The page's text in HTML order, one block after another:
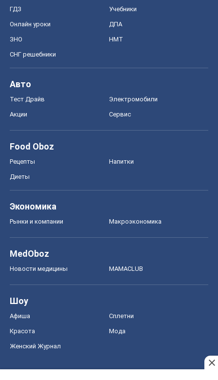
ГДЗ Учебники
Онлайн уроки ДПА
ЗНО НМТ
СНГ решебники
Авто
Тест Драйв Электромобили
Акции Сервис
Food Oboz
Рецепты Напитки
Диеты
Экономика
Рынки и компании Mакроэкономика
MedOboz
Новости медицины MAMACLUB
Шоу
Афиша Сплетни
Красота Мода
Женский Журнал